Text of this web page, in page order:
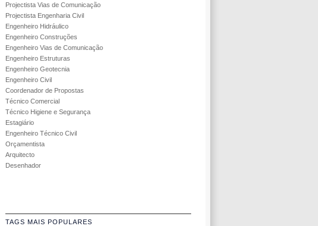
Projectista Vias de Comunicação
Projectista Engenharia Civil
Engenheiro Hidráulico
Engenheiro Construções
Engenheiro Vias de Comunicação
Engenheiro Estruturas
Engenheiro Geotecnia
Engenheiro Civil
Coordenador de Propostas
Técnico Comercial
Técnico Higiene e Segurança
Estagiário
Engenheiro Técnico Civil
Orçamentista
Arquitecto
Desenhador
TAGS MAIS POPULARES